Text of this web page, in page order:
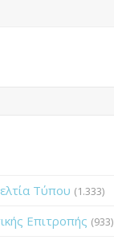
Τύπου (1.333)
Επιτροπής (933)